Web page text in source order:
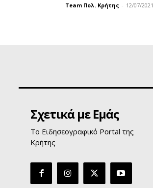
Team Πολ. Κρήτης - 12/07/2021
Σχετικά με Εμάς
Το Ειδησεογραφικό Portal της
Κρήτης